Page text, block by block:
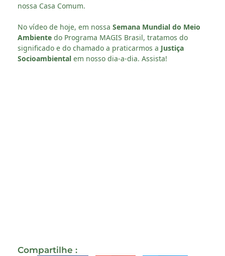
nossa Casa Comum.
No vídeo de hoje, em nossa Semana Mundial do Meio
Ambiente do Programa MAGIS Brasil, tratamos do
significado e do chamado a praticarmos a Justiça
Socioambiental em nosso dia-a-dia. Assista!
Compartilhe :